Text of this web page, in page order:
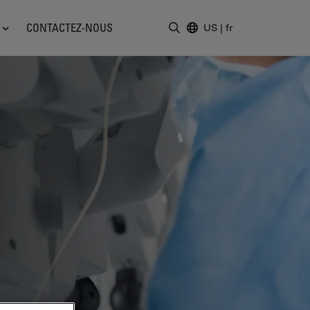
CONTACTEZ-NOUS US | fr